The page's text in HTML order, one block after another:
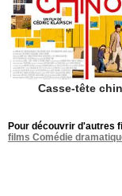
Casse-tête
Pour découvrir d'autres
films Comédie